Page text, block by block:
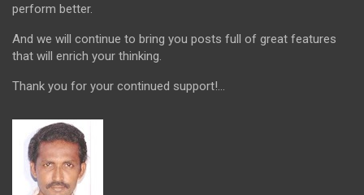
perform better.
And we will continue to bring you posts full of great features
that will enrich your thinking.
Thank you for your continued support!...